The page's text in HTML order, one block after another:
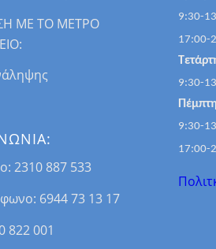
ΜΕ ΤΟ ΜΕΤΡΟ
2310 887 533
6944 73 13 17
822 001
9:30-
17:00-
9:30-
Πέμπτη
9:30-
17:00-